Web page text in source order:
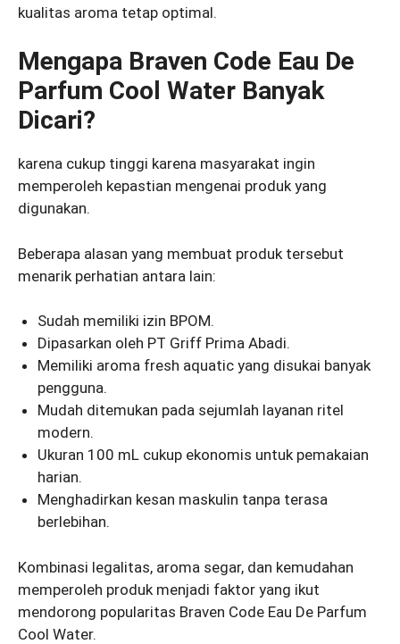
kualitas aroma tetap optimal.
Mengapa Braven Code Eau De
Parfum Cool Water Banyak
Dicari?
karena cukup tinggi karena masyarakat ingin
memperoleh kepastian mengenai produk yang
digunakan.
Beberapa alasan yang membuat produk tersebut
menarik perhatian antara lain:
Sudah memiliki izin BPOM.
Dipasarkan oleh PT Griff Prima Abadi.
Memiliki aroma fresh aquatic yang disukai banyak
pengguna.
Mudah ditemukan pada sejumlah layanan ritel
modern.
Ukuran 100 mL cukup ekonomis untuk pemakaian
harian.
Menghadirkan kesan maskulin tanpa terasa
berlebihan.
Kombinasi legalitas, aroma segar, dan kemudahan
memperoleh produk menjadi faktor yang ikut
mendorong popularitas Braven Code Eau De Parfum
Cool Water.